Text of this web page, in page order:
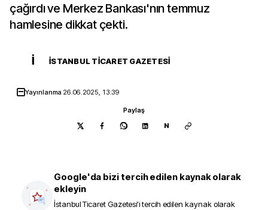
çağırdı ve Merkez Bankası'nın temmuz
hamlesine dikkat çekti.
İ İSTANBUL TICARET GAZETESI
Yayınlanma 26.06.2025, 13:39
Paylaş
N
Google'da bizi tercih edilen kaynak olarak
ekleyin
İstanbul Ticaret Gazetesi'i tercih edilen kaynak olarak